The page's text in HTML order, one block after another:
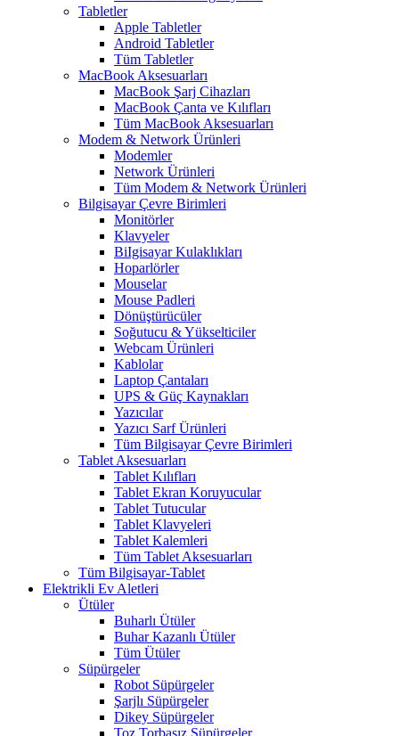
Tabletler
Apple Tabletler
Android Tabletler
Tüm Tabletler
MacBook Aksesuarları
MacBook Şarj Cihazları
MacBook Çanta ve Kılıfları
Tüm MacBook Aksesuarları
Modem & Network Ürünleri
Modemler
Network Ürünleri
Tüm Modem & Network Ürünleri
Bilgisayar Çevre Birimleri
Monitörler
Klavyeler
BiIgisayar Kulaklıkları
Hoparlörler
Mouselar
Mouse Padleri
Dönüştürücüler
Soğutucu & Yükselticiler
Webcam Ürünleri
Kablolar
Laptop Çantaları
UPS & Güç Kaynakları
Yazıcılar
Yazıcı Sarf Ürünleri
Tüm Bilgisayar Çevre Birimleri
Tablet Aksesuarları
Tablet Kılıfları
Tablet Ekran Koruyucular
Tablet Tutucular
Tablet Klavyeleri
Tablet Kalemleri
Tüm Tablet Aksesuarları
Tüm Bilgisayar-Tablet
Elektrikli Ev Aletleri
Ütüler
Buharlı Ütüler
Buhar Kazanlı Ütüler
Tüm Ütüler
Süpürgeler
Robot Süpürgeler
Şarjlı Süpürgeler
Dikey Süpürgeler
Toz Torbasız Süpürgeler